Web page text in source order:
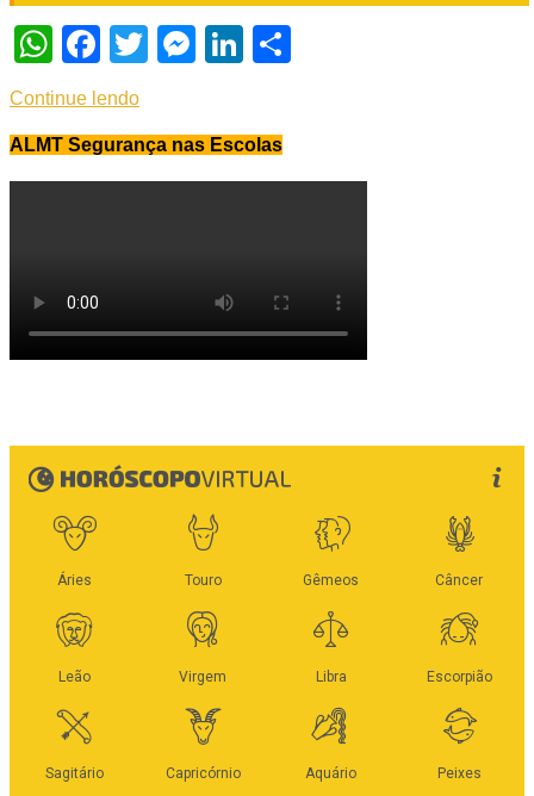
WhatsApp
Facebook
TwitterMessenger
LinkedIn
Continue lendo
ALMT Segurança nas Escolas